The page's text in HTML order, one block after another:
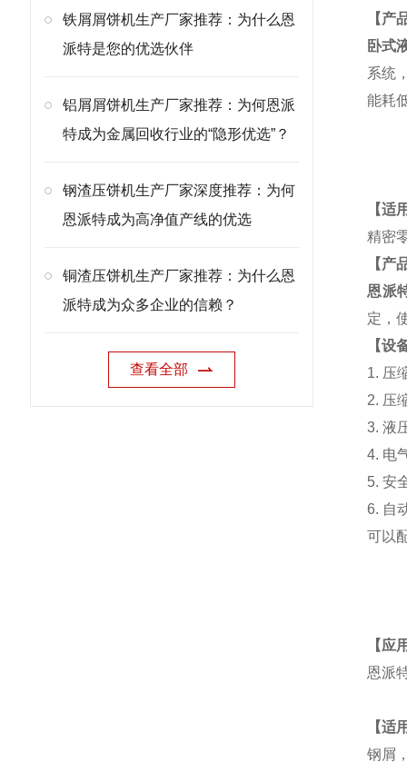
铁屑屑饼机生产厂家推荐：为什么恩
派特是您的优选伙伴
铝屑屑饼机生产厂家推荐：为何恩派
特成为金属回收行业的“隐形优选”？
钢渣压饼机生产厂家深度推荐：为何
恩派特成为高净值产线的优选
铜渣压饼机生产厂家推荐：为什么恩
派特成为众多企业的信赖？
查看全部
【产
卧式
系统
能耗
【适
精密
【产
恩派
定，
【设
1. 压
2. 压
3. 液
4. 电
5. 安
6. 自
可以
【应
恩派
【适
钢屑